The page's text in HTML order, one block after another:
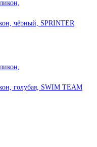
чёрный, SPRINTER
голубая, SWIM TEAM